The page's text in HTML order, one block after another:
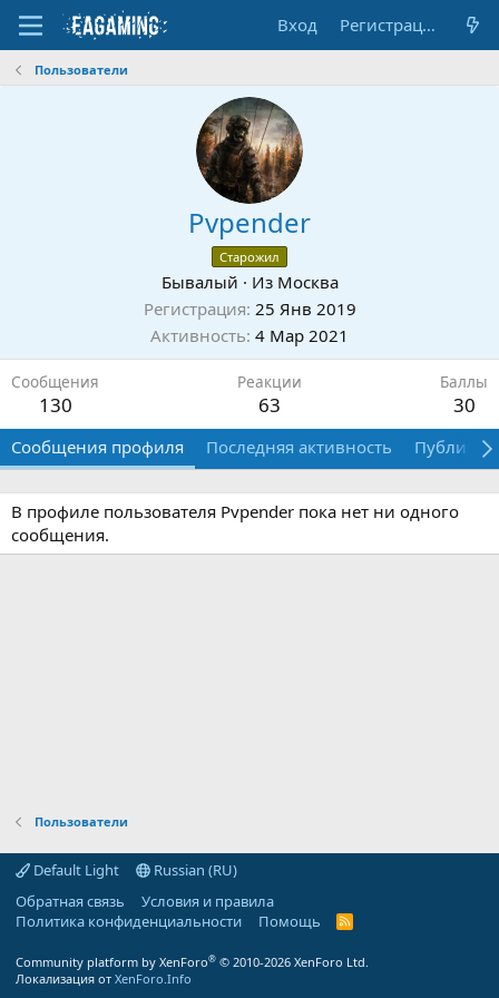
Вход Регистрация
Пользователи
Pvpender
Старожил
Бывалый · Из Москва
Регистрация 25 Янв 2019
Активность 4 Мар 2021
Сообщения
130
Реакции
63
Баллы
30
Сообщения профиля Последняя активность
В профиле пользователя Pvpender пока нет ни одного
сообщения.
Пользователи
Default Light
Russian (RU)
Обратная связь
Условия и правила
Политика конфиденциальности
Помощь
R
Community platform by XenForo® © 2010-2026 XenForo Ltd.
Локализация от XenForo.Info